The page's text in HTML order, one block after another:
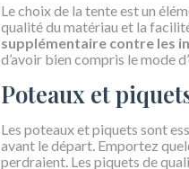
Le choix de la tente est un
qualité du matériau et la
supplémentaire contre les
d’avoir bien compris le mode
Poteaux et
Les poteaux et piquets sont
avant le départ. Emportez
perdraient. Les piquets de